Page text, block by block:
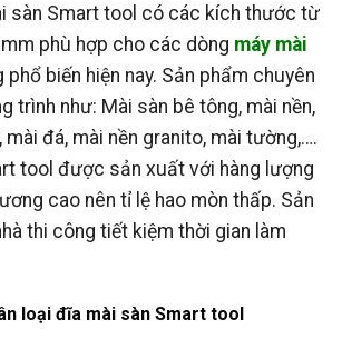
sàn Smart tool có các kích thước từ
phù hợp cho các dòng máy mài
phổ biến hiện nay. Sản phẩm chuyên
trình như: Mài sàn bê tông, mài nền,
đá, mài nền granito, mài tường,….
tool được sản xuất với hàng lượng
cao nên tỉ lệ hao mòn thấp. Sản
thi công tiết kiệm thời gian làm
loại đĩa mài sàn Smart tool